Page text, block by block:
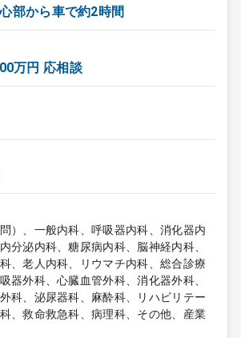
部から車で約2時間
万円 応相談
）、一般内科、呼吸器内科、消化器内
分泌内科、糖尿病内科、脳神経内科、
、老人内科、リウマチ内科、総合診療
器外科、心臓血管外科、消化器外科、
科、泌尿器科、麻酔科、リハビリテー
、救命救急科、病理科、その他、産業